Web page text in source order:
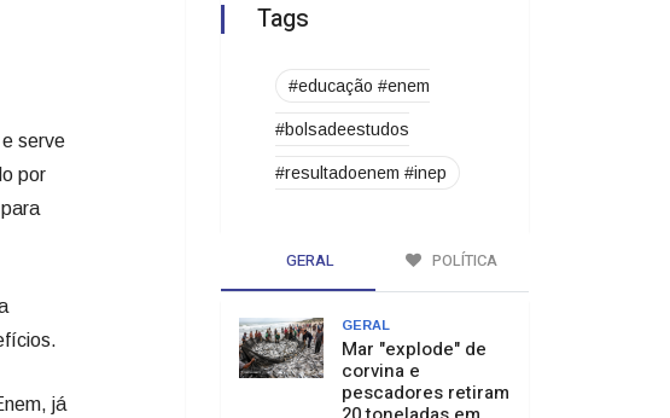
serve
por
já
Tags
#educação #enem
#bolsadeestudos
#resultadoenem #inep
GERAL POLÍTICA
GERAL
Mar "explode" de
corvina e
pescadores retiram